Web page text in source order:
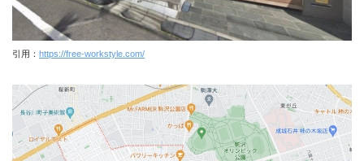
引用： https://free-workstyle.com/